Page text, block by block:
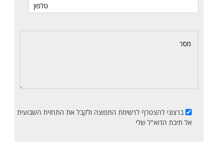
ברצוני להצטרף לרשימת התפוצה ולקבל את התחזית השבועית
אל תיבת הדוא"ל שלי